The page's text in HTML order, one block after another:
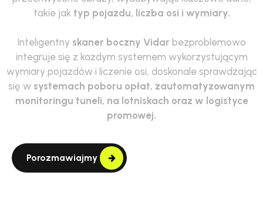
takie jak typ pojazdu, liczba osi i wymiary.
Inteligentny skaner boczny Vidar bezproblemowo
integruje się z każdym systemem wykorzystującym
wymiary pojazdów i liczenie osi, doskonale sprawdzając
się w systemach poboru opłat, zautomatyzowanym
monitoringu tuneli, na lotniskach oraz w logistyce
promowej.
Porozmawiajmy